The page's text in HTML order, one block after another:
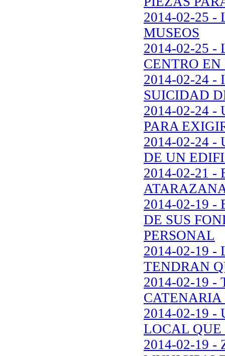
2014-02-25
MUSEOS
2014-02-25 -
CENTRO
2014-02-24
SUICIDAD
2014-02-24
PARA
2014-02-24 -
DE UN
2014-02-21 -
2014-02-19
DE SUS
PERSONAL
2014-02-19 -
TENDRAN
2014-02-19 -
2014-02-19
LOCAL QUE
2014-02-19 -